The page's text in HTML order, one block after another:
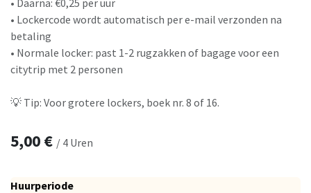
• Lockercode wordt automatisch per e-mail verzonden na
betaling
• Normale locker: past 1-2 rugzakken of bagage voor een
citytrip met 2 personen
💡 Tip: Voor grotere lockers, boek nr. 8 of 16.
5,00 € / 4 Uren
Huurperiode